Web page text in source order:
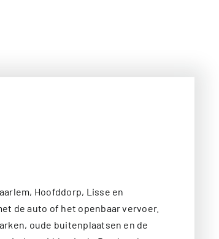
Hoofddorp, Lisse en
de auto of het openbaar vervoer.
oude buitenplaatsen en de